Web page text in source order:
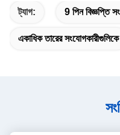
ট্যাগ: 9 পিন বিজ্ঞপ্তি
একাধিক তারের সংযোগকারীগুলিকে